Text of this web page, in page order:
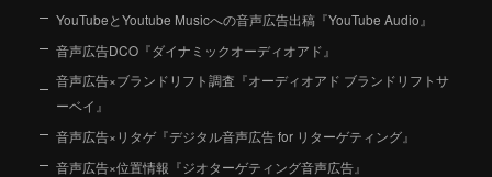
YouTubeとYoutube Musicへの音声広告出稿『YouTube Audio』
音声広告DCO『ダイナミックオーディオアド』
音声広告×ブランドリフト調査『オーディオアド ブランドリフトサ
ーベイ』
音声広告×リタゲ『デジタル音声広告 for リターゲティング』
音声広告×位置情報『ジオターゲティング音声広告』